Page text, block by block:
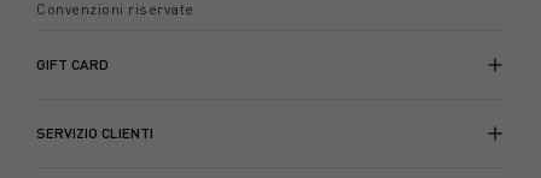
Convenzioni riservate
GIFT CARD
SERVIZIO CLIENTI